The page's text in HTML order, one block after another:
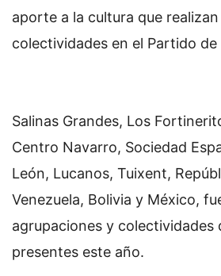
aporte a la cultura que
colectividades en el Partido de
Salinas Grandes, Los
Centro Navarro, Sociedad
León, Lucanos, Tuixent,
Venezuela, Bolivia y México,
agrupaciones y colectividades
presentes este año.